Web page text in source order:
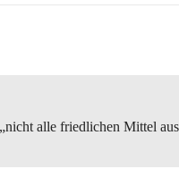
alle friedlichen Mittel